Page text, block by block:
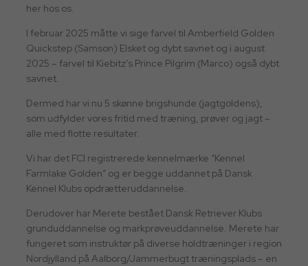
her hos os.
I februar 2025 måtte vi sige farvel til Amberfield Golden
Quickstep (Samson) Elsket og dybt savnet og i august
2025 – farvel til Kiebitz’s Prince Pilgrim (Marco) også dybt
savnet.
Dermed har vi nu 5 skønne brigshunde (jagtgoldens),
som udfylder vores fritid med træning, prøver og jagt –
alle med flotte resultater.
Vi har det FCI registrerede kennelmærke “Kennel
Farmlake Golden” og er begge uddannet på Dansk
Kennel Klubs opdrætteruddannelse.
Derudover har Merete bestået Dansk Retriever Klubs
grunduddannelse og markprøveuddannelse. Merete har
fungeret som instruktør på diverse holdtræninger i region
Nordjylland på Aalborg/Jammerbugt træningsplads – en